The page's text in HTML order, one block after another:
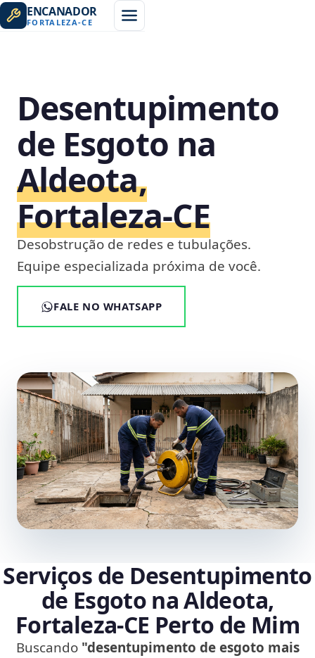
ENCANADOR
FORTALEZA-CE
Desentupimento
de Esgoto na
Aldeota,
Fortaleza‑CE
Desobstrução de redes e tubulações.
Equipe especializada próxima de você.
FALE NO WHATSAPP
Serviços de Desentupimento
de Esgoto na Aldeota,
Fortaleza‑CE Perto de Mim
Buscando "desentupimento de esgoto mais